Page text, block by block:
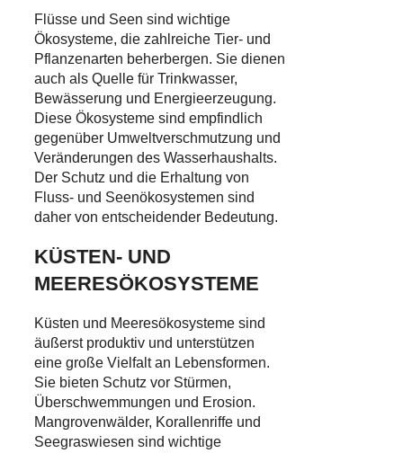
Flüsse und Seen sind wichtige
Ökosysteme, die zahlreiche Tier- und
Pflanzenarten beherbergen. Sie dienen
auch als Quelle für Trinkwasser,
Bewässerung und Energieerzeugung.
Diese Ökosysteme sind empfindlich
gegenüber Umweltverschmutzung und
Veränderungen des Wasserhaushalts.
Der Schutz und die Erhaltung von
Fluss- und Seenökosystemen sind
daher von entscheidender Bedeutung.
KÜSTEN- UND
MEERESÖKOSYSTEME
Küsten und Meeresökosysteme sind
äußerst produktiv und unterstützen
eine große Vielfalt an Lebensformen.
Sie bieten Schutz vor Stürmen,
Überschwemmungen und Erosion.
Mangrovenwälder, Korallenriffe und
Seegraswiesen sind wichtige